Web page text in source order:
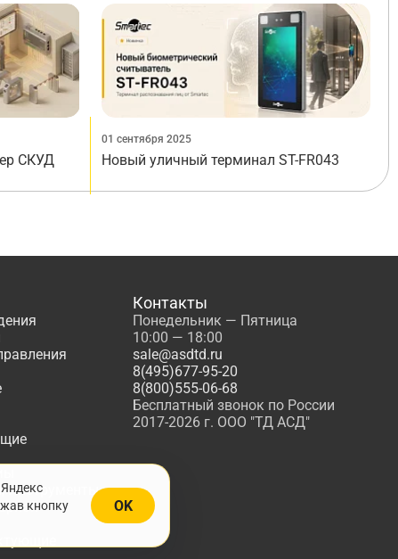
СКУД
01 сентября 2025
Новый уличный терминал ST-FR043
Инструменты
Контакты
Понедельник — Пятница
10:00 — 18:00
sale@asdtd.ru
8(495)677-95-20
8(800)555-06-68
Бесплатный звонок по России
2017-2026 г. ООО "ТД АСД"
кнопку
OK